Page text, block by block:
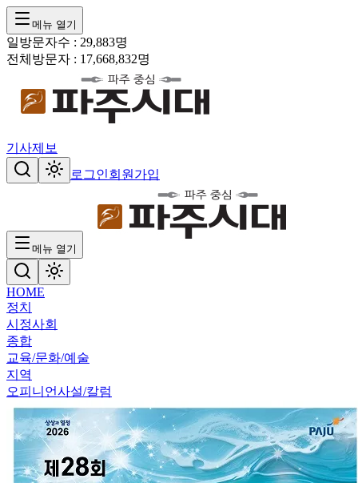
메뉴 열기
일방문자수 : 29,883명
전체방문자 : 17,668,832명
기사제보
로그인회원가입
메뉴 열기
HOME
정치
시정사회
종합
교육/문화/예술
지역
오피니언사설/칼럼